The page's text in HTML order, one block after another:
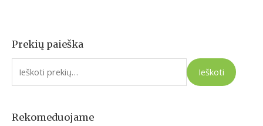
Prekių paieška
I
e
o
Ieškoti
Rekomeduojame